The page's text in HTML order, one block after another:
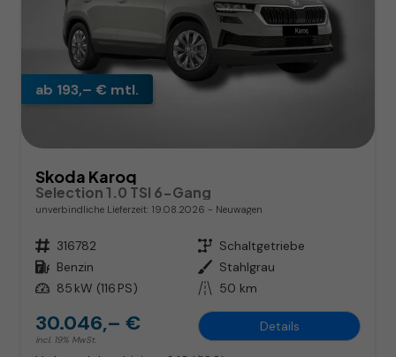
ab 193,– € mtl.
Skoda Karoq
Selection 1.0 TSI 6-Gang
unverbindliche Lieferzeit: 19.08.2026 Neuwagen
Fahrzeugnr. 316782 Getriebe Schaltgetriebe
Kraftstoff Benzin Außenfarbe Stahlgrau
Leistung 85 kW (116 PS) Kilometerstand 50 km
30.046,– €
incl. 19% MwSt.
Details